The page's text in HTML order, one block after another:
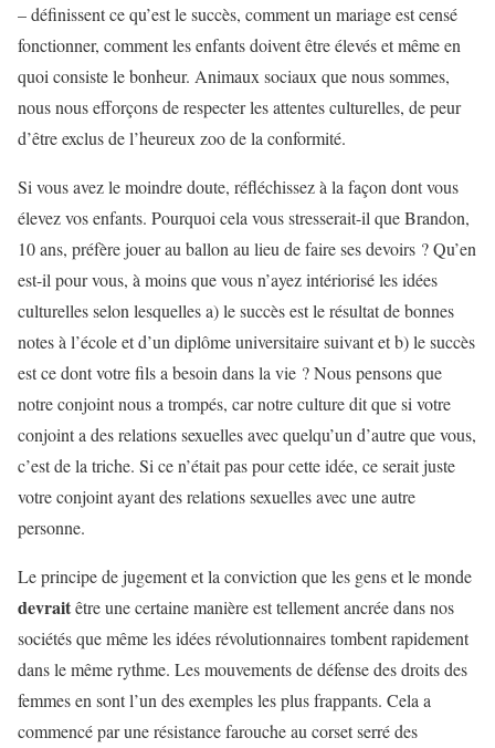
– définissent ce qu’est le succès, comment un mariage est censé
fonctionner, comment les enfants doivent être élevés et même en
quoi consiste le bonheur. Animaux sociaux que nous sommes,
nous nous efforçons de respecter les attentes culturelles, de peur
d’être exclus de l’heureux zoo de la conformité.
Si vous avez le moindre doute, réfléchissez à la façon dont vous
élevez vos enfants. Pourquoi cela vous stresserait-il que Brandon,
10 ans, préfère jouer au ballon au lieu de faire ses devoirs ? Qu’en
est-il pour vous, à moins que vous n’ayez intériorisé les idées
culturelles selon lesquelles a) le succès est le résultat de bonnes
notes à l’école et d’un diplôme universitaire suivant et b) le succès
est ce dont votre fils a besoin dans la vie ? Nous pensons que
notre conjoint nous a trompés, car notre culture dit que si votre
conjoint a des relations sexuelles avec quelqu’un d’autre que vous,
c’est de la triche. Si ce n’était pas pour cette idée, ce serait juste
votre conjoint ayant des relations sexuelles avec une autre
personne.
Le principe de jugement et la conviction que les gens et le monde
devraitêtre une certaine manière est tellement ancrée dans nos
sociétés que même les idées révolutionnaires tombent rapidement
dans le même rythme. Les mouvements de défense des droits des
femmes en sont l’un des exemples les plus frappants. Cela a
commencé par une résistance farouche au corset serré des